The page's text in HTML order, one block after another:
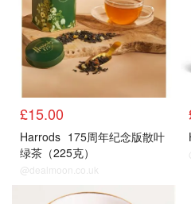
£15.00
Harrods 175周年纪念版散叶
绿茶（225克）
@dealmoon.co.uk